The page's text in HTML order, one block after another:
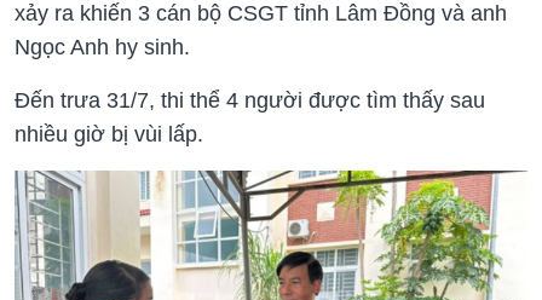
xảy ra khiến 3 cán bộ CSGT tỉnh Lâm Đồng và anh
Ngọc Anh hy sinh.
Đến trưa 31/7, thi thể 4 người được tìm thấy sau
nhiều giờ bị vùi lấp.